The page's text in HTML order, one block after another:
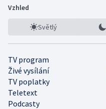
Vzhled
Světlý
TV program
Živé vysílání
TV poplatky
Teletext
Podcasty